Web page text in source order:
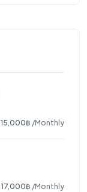
฿ /Monthly
17,000฿ /Monthly